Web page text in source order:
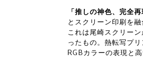
「推しの神色、完全再
とスクリーン印刷を
これは尾崎スクリー
ったもの。熱転写プ
RGBカラーの表現と